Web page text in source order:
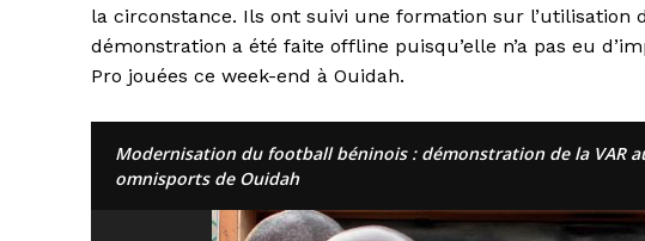
la circonstance. Ils ont suivi une formation sur l’utilisation
démonstration a été faite offline puisqu’elle n’a pas eu
Pro jouées ce week-end à Ouidah.
Modernisation du football béninois : démonstration de la VAR
omnisports de Ouidah